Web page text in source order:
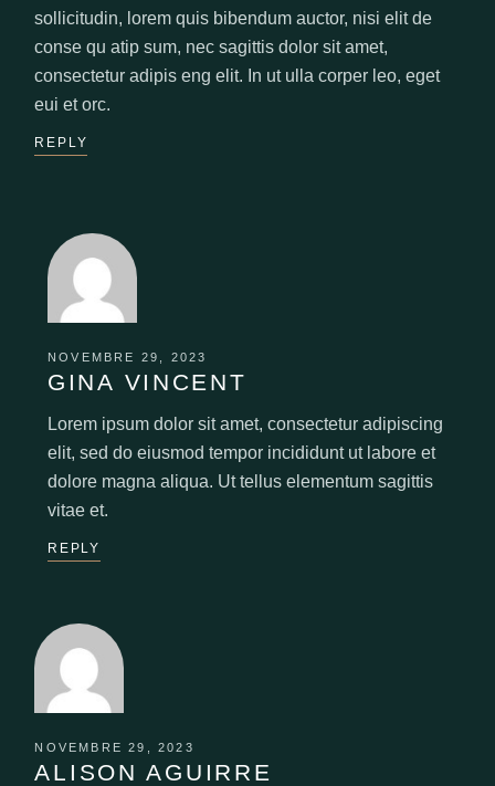
sollicitudin, lorem quis bibendum auctor, nisi elit de
conse qu atip sum, nec sagittis dolor sit amet,
consectetur adipis eng elit. In ut ulla corper leo, eget
eui et orc.
REPLY
NOVEMBRE 29, 2023
GINA VINCENT
Lorem ipsum dolor sit amet, consectetur adipiscing
elit, sed do eiusmod tempor incididunt ut labore et
dolore magna aliqua. Ut tellus elementum sagittis
vitae et.
REPLY
NOVEMBRE 29, 2023
ALISON AGUIRRE